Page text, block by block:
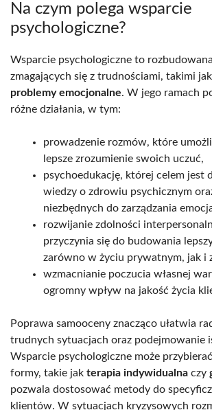
Na czym polega wsparcie
psychologiczne?
Wsparcie psychologiczne to
zmagających się z trudnościami, takimi jak
problemy emocjonalne. W jego ramach
różne działania, w tym:
prowadzenie rozmów, które
lepsze zrozumienie swoich uczuć,
psychoedukację, której celem jest
wiedzy o zdrowiu psychicznym
niezbędnych do zarządzania
rozwijanie zdolności
przyczynia się do budowania
zarówno w życiu prywatnym, jak i
wzmacnianie poczucia własnej
ogromny wpływ na jakość życia
Poprawa samooceny znacząco ułatwia
trudnych sytuacjach oraz podejmowanie
Wsparcie psychologiczne może
formy, takie jak terapia indywidualna czy
pozwala dostosować metody do
klientów. W sytuacjach kryzysowych